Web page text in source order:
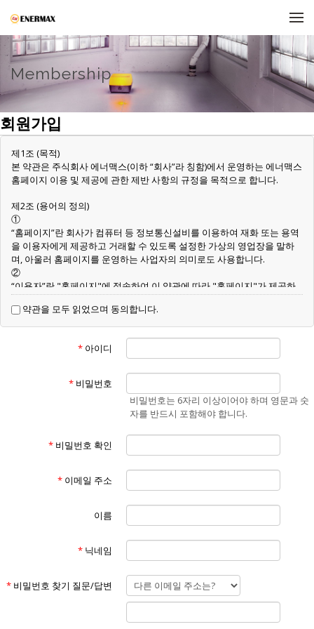
Membership
회원가입
제1조 (목적)
본 약관은 주식회사 에너맥스(이하 “회사”라 칭함)에서 운영하는 에너맥스
홈페이지 이용 및 제공에 관한 제반 사항의 규정을 목적으로 합니다.
제2조 (용어의 정의)
①
“홈페이지”란 회사가 컴퓨터 등 정보통신설비를 이용하여 재화 또는 용역
을 이용자에게 제공하고 거래할 수 있도록 설정한 가상의 영업장을 말하
며, 아울러 홈페이지를 운영하는 사업자의 의미로도 사용합니다.
②
“이용자”란 "홈페이지"에 접속하여 이 약관에 따라 "홈페이지"가 제공하
는 서비스를 받는 회원 및 비회원을 말합니다.
③
“회원”이라 함은 "홈페이지"에 개인정보를 제공하여 회원등록을 한 자로
서, "홈페이지"의 정보를 지속적으로 제공받으며 "홈페이지"가 제공하는
서비스를 계속적으로 이용할 수 있는 자를 말합니다.
“비회원”이라 함은 회원에 가입하지 않고 "홈페이지"가 제공하는 서비스
를 이용하는 자를 말합니다.
“게시물”이라 함은 회원이 홈페이지를 이용함에 있어서 홈페이지에 게시
한 부호,문자,음성,음향,화상,동영상 등의 정보 형태의 글,사진,동영상 및
각종 파일과 링크 등을 의미합니다.
본 약관은 "홈페이지"의 서비스 화면(www.에너맥스.com)에 게시하거나
홈페이지는 불가피한 여건이나 사정이 있을 경우 약관을 변경할 수 있으
며 변경할 경우, 적용일자 및 개정사유를 명시하여 현행약관과 함께 "홈페
이지"의 초기화면에 7일 이전부터 적용일자 전까지 공지합니다. 단, 회원
소로(회원이 "홈페이지"에 제출한 전자우편 주소) 개정약관을 발송하여
통지해야 합니다.
"홈페이지"가 전항에 따라 개정약관을 공지 또는 통지 하면서 회원에게 7
약관을 모두 읽었으며 동의합니다.
* 아이디
* 비밀번호
비밀번호는 6자리 이상이어야 하며 영문과 숫
자를 반드시 포함해야 합니다.
* 비밀번호 확인
* 이메일 주소
이름
* 닉네임
* 비밀번호 찾기 질문/답변